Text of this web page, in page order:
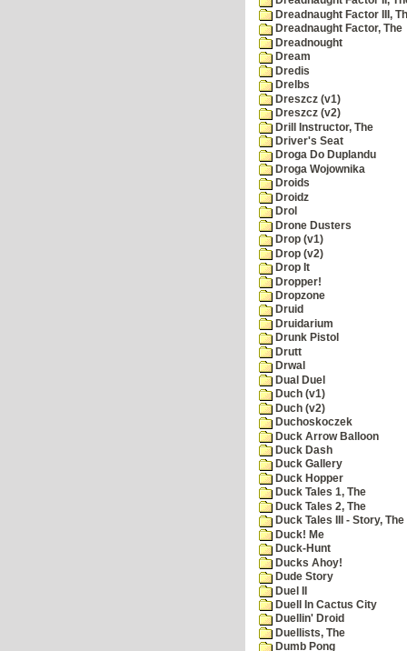
Dreadnaught Factor III,
Dreadnaught Factor, The
Dreadnought
Dream
Dredis
Drelbs
Dreszcz (v1)
Dreszcz (v2)
Drill Instructor, The
Driver's Seat
Droga Do Duplandu
Droga Wojownika
Droids
Droidz
Drol
Drone Dusters
Drop (v1)
Drop (v2)
Drop It
Dropper!
Dropzone
Druid
Druidarium
Drunk Pistol
Drutt
Drwal
Dual Duel
Duch (v1)
Duch (v2)
Duchoskoczek
Duck Arrow Balloon
Duck Dash
Duck Gallery
Duck Hopper
Duck Tales 1, The
Duck Tales 2, The
Duck Tales III - Story, The
Duck! Me
Duck-Hunt
Ducks Ahoy!
Dude Story
Duel II
Duell In Cactus City
Duellin' Droid
Duellists, The
Dumb Pong